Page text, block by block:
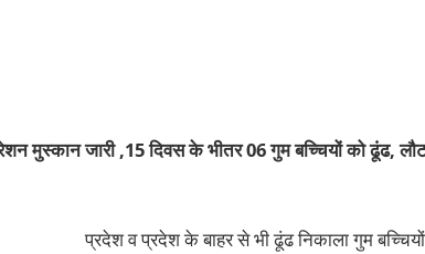
मुस्कान जारी ,15 दिवस के भीतर 06 गुम बच्चियों को ढूंढ,
प्रदेश व प्रदेश के बाहर से भी ढूंढ निकाला गुम